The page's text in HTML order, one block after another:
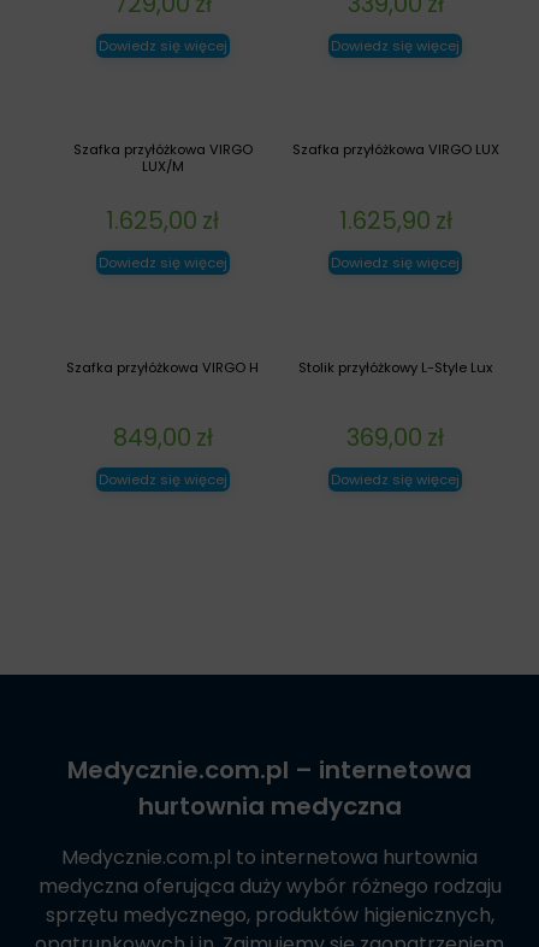
Dowiedz się więcej
Dowiedz się więcej
Szafka przyłóżkowa VIRGO LUX
1.625,90 zł
Dowiedz się więcej
Szafka przyłóżkowa VIRGO
LUX/M
1.625,00 zł
Dowiedz się więcej
Stolik przyłóżkowy L-Style Lux
369,00 zł
Dowiedz się więcej
Szafka przyłóżkowa VIRGO H
849,00 zł
Dowiedz się więcej
Medycznie.com.pl – internetowa
hurtownia medyczna
Medycznie.com.pl to internetowa hurtownia
medyczna oferująca duży wybór różnego rodzaju
sprzętu medycznego, produktów higienicznych,